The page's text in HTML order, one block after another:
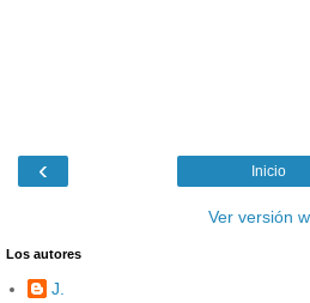
‹ Inicio
Ver versión
Los autores
J.